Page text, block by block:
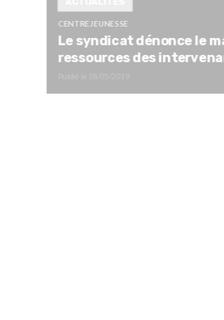
CENTRE JEUNESSE
Le syndicat dénonce le
ressources des